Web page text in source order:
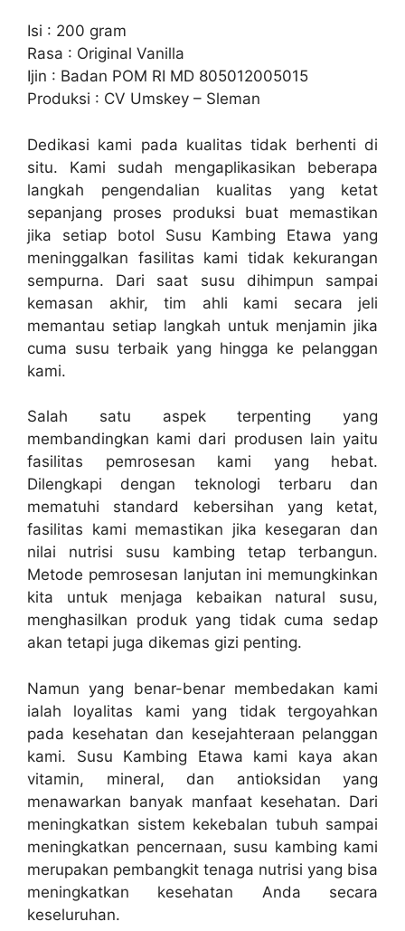
Isi : 200 gram
Rasa : Original Vanilla
Ijin : Badan POM RI MD 805012005015
Produksi : CV Umskey – Sleman
Dedikasi kami pada kualitas tidak berhenti di
situ. Kami sudah mengaplikasikan beberapa
langkah pengendalian kualitas yang ketat
sepanjang proses produksi buat memastikan
jika setiap botol Susu Kambing Etawa yang
meninggalkan fasilitas kami tidak kekurangan
sempurna. Dari saat susu dihimpun sampai
kemasan akhir, tim ahli kami secara jeli
memantau setiap langkah untuk menjamin jika
cuma susu terbaik yang hingga ke pelanggan
kami.
Salah satu aspek terpenting yang
membandingkan kami dari produsen lain yaitu
fasilitas pemrosesan kami yang hebat.
Dilengkapi dengan teknologi terbaru dan
mematuhi standard kebersihan yang ketat,
fasilitas kami memastikan jika kesegaran dan
nilai nutrisi susu kambing tetap terbangun.
Metode pemrosesan lanjutan ini memungkinkan
kita untuk menjaga kebaikan natural susu,
menghasilkan produk yang tidak cuma sedap
akan tetapi juga dikemas gizi penting.
Namun yang benar-benar membedakan kami
ialah loyalitas kami yang tidak tergoyahkan
pada kesehatan dan kesejahteraan pelanggan
kami. Susu Kambing Etawa kami kaya akan
vitamin, mineral, dan antioksidan yang
menawarkan banyak manfaat kesehatan. Dari
meningkatkan sistem kekebalan tubuh sampai
meningkatkan pencernaan, susu kambing kami
merupakan pembangkit tenaga nutrisi yang bisa
meningkatkan kesehatan Anda secara
keseluruhan.